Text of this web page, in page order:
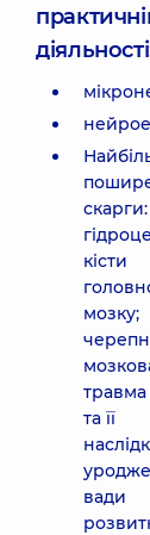
скарги:
кісти
мозку;
травма
та її
вади